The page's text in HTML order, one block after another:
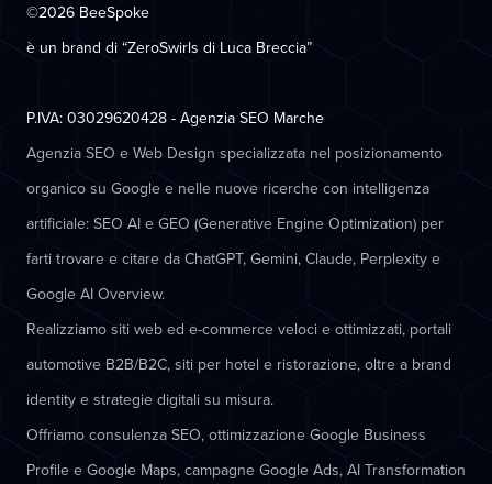
©2026 BeeSpoke
è un brand di “ZeroSwirls di Luca Breccia”
P.IVA: 03029620428 - Agenzia SEO Marche
Agenzia SEO e Web Design specializzata nel posizionamento
organico su Google e nelle nuove ricerche con intelligenza
artificiale: SEO AI e GEO (Generative Engine Optimization) per
farti trovare e citare da ChatGPT, Gemini, Claude, Perplexity e
Google AI Overview.
Realizziamo siti web ed e-commerce veloci e ottimizzati, portali
automotive B2B/B2C, siti per hotel e ristorazione, oltre a brand
identity e strategie digitali su misura.
Offriamo consulenza SEO, ottimizzazione Google Business
Profile e Google Maps, campagne Google Ads, AI Transformation